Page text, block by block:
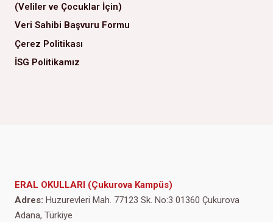
(Veliler ve Çocuklar İçin)
Veri Sahibi Başvuru Formu
Çerez Politikası
İSG Politikamız
ERAL OKULLARI (Çukurova Kampüs)
Adres: Huzurevleri Mah. 77123 Sk. No:3 01360 Çukurova
Adana, Türkiye